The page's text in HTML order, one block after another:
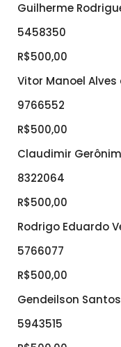
Guilherme
5458350
R$500,00
Vitor Manoel
9766552
R$500,00
Claudimir
8322064
R$500,00
Rodrigo Eduardo
5766077
R$500,00
Gendeilson
5943515